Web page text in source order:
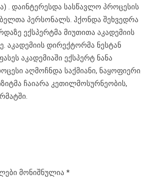
. დაინტერესდა სასწავლო პროცესის
პერსონალს. ჰქონდა შეხვედრა
ექსპერტმა მიუთითა აკადემიის
აკადემიის დირექტორმა ნესტან
აკადემიაში ექსპერტ ნანა
აღმოჩნდა საქმიანი, ნაყოფიერი.
ჩაიარა კეთილმოსურნეობის,
მონიშნულია *